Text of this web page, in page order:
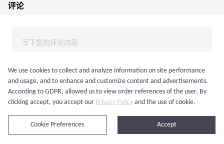
评论
登录后发表评论
We use cookies to collect and analyze information on site performance
and usage, and to enhance and customize content and advertisements.
According to GDPR, allowed us to view order references of the user. By
clicking accept, you accept our Privacy Policy and the use of cookie.
Accept
Cookie Preferences